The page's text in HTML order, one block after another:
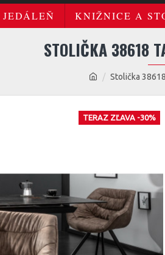
JEDÁLEŇ KNIŽNICE A
Stolička
STOLIČKA 38618
TERAZ ZĽAVA -30%